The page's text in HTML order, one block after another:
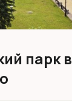
парк в